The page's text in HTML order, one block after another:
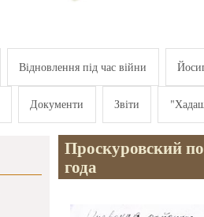
Відновлення під час війни
Документи Звіти
Проскуровский
года